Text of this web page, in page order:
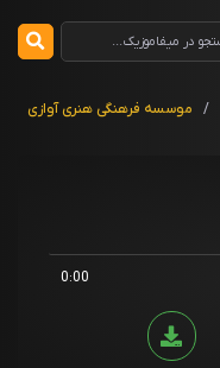
/
موسسه فرهنگی هنری آوازی
0:00